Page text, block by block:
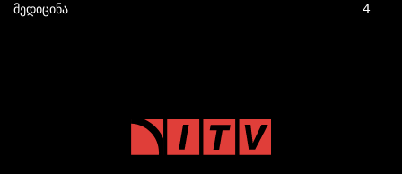
მედიცინა 4